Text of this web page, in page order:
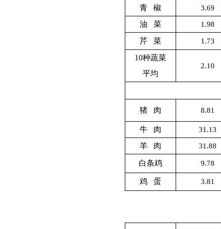
青 椒 3.69
油 菜 1.98
芹 菜 1.73
10种蔬菜
平均
2.10
猪 肉 8.81
牛 肉 31.13
羊 肉 31.88
白条鸡 9.78
鸡 蛋 3.81